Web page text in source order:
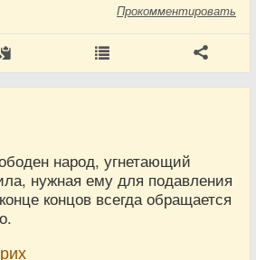
Прокомментировать
народ, угнетающий
нужная ему для подавления
концов всегда обращается